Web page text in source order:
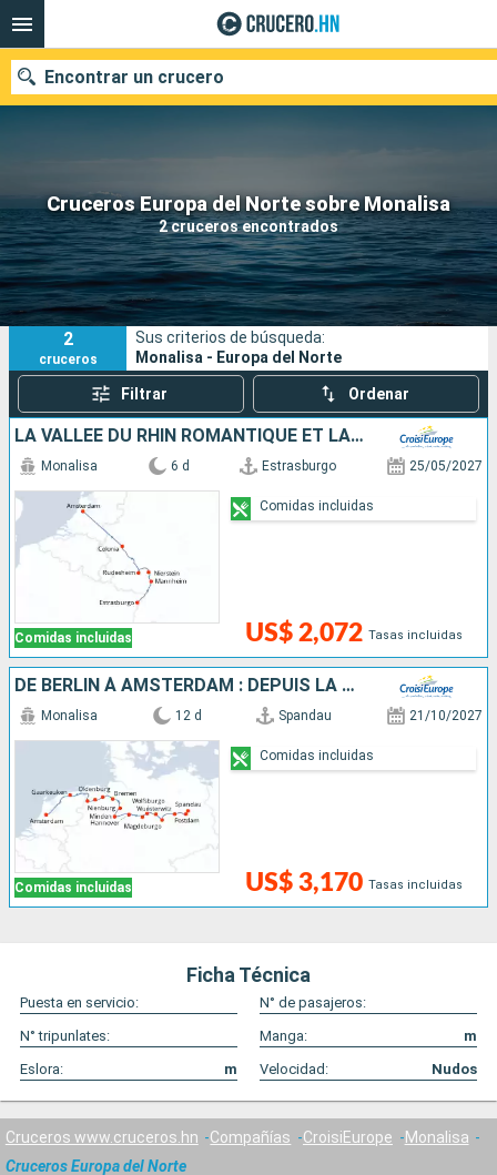
Cruceros Europa del Norte sobre Monalisa
2 cruceros encontrados
Encontrar un crucero
Nuestros destinos
Fecha de salida
Puertos Compañías
Buscar
2
cruceros
Sus criterios de búsqueda:
Monalisa - Europa del Norte
Filtrar Ordenar
LA VALLÉE DU RHIN ROMANTIQUE ET LA HOLLANDE
Comidas incluidas
Monalisa 6 d Estrasburgo 25/05/2027
US$ 2,072 Tasas incluidas
Comidas incluidas
DE BERLIN À AMSTERDAM : DEPUIS LA CAPITALE ALLEMANDE VERS LA HOLLANDE ET SES CANAUX
Comidas incluidas
Monalisa 12 d Spandau 21/10/2027
US$ 3,170 Tasas incluidas
Comidas incluidas
Ficha Técnica
Puesta en servicio:
N° de pasajeros:
N° tripunlates:
Manga:
m
Eslora:
m Velocidad: Nudos
Cruceros www.cruceros.hn Compañías CroisiEurope
Monalisa
Cruceros Europa del Norte